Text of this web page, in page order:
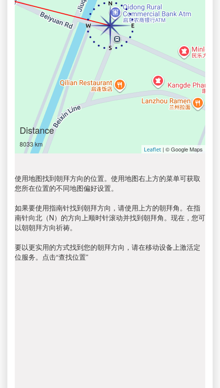
Distance
8033 km
Leaflet | © Google Maps
使用地图找到朝拜方向的位置。使用地图右上方的菜单可获取
您所在位置的不同地图偏好设置。
如果要使用指南针找到朝拜方向，请使用上方的朝拜角。在指
南针向北（N）的方向上顺时针滚动并找到朝拜角。现在，您可
以朝朝拜方向祈祷。
要以更实用的方式找到您的朝拜方向，请在移动设备上激活定
位服务。点击“查找位置”